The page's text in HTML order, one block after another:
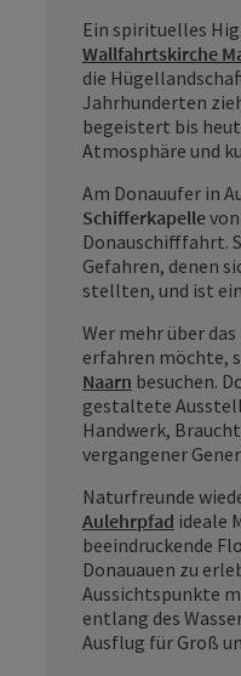
Ein spirituelles
Wallfahrtskirche
die
Jahrhunderten
begeistert bis
Atmosphäre und
Am Donauufer in
Schifferkapelle
Donauschifffahrt.
Gefahren, denen
stellten, und ist
Wer mehr über
erfahren möchte,
Naarn besuchen.
gestaltete
Handwerk,
vergangener
Naturfreunde
Aulehrpfad ideale
beeindruckende
Donauauen zu
Aussichtspunkte
entlang des
Ausflug für Groß